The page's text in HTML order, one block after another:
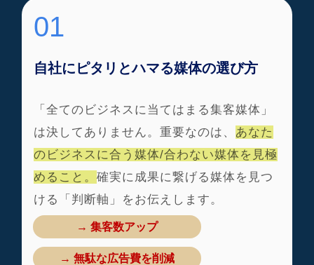
01
自社にピタリとハマる媒体の選び方
「全てのビジネスに当てはまる集客媒体」
は決してありません。重要なのは、 あなた
のビジネスに合う媒体/合わない媒体を見極
めること 。 確実に成果に繋げる媒体を見つ
ける「判断軸」をお伝えします。
→ 集客数アップ
→ 無駄な広告費を削減